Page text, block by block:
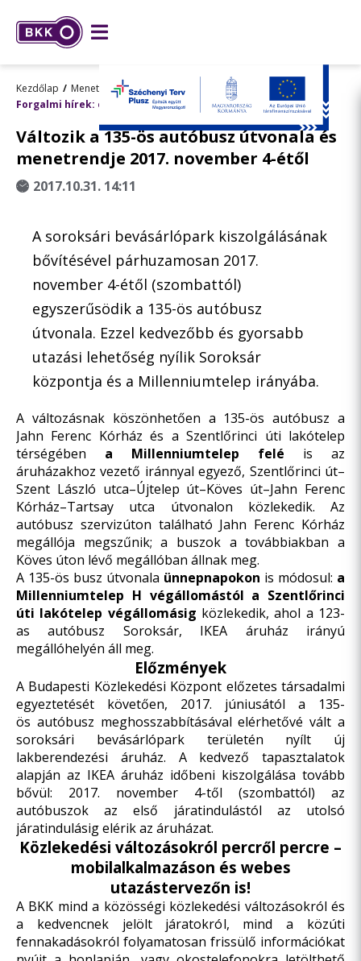
Kezdőlap
Menetrend, utazástervezés
Forgalmi hírek: előre tervezett változások
Változik a 135-ös autóbusz útvonala és
menetrendje 2017. november 4-étől
2017.10.31. 14:11
A soroksári bevásárlópark kiszolgálásának
bővítésével párhuzamosan 2017.
november 4-étől (szombattól)
egyszerűsödik a 135-ös autóbusz
útvonala. Ezzel kedvezőbb és gyorsabb
utazási lehetőség nyílik Soroksár
központja és a Millenniumtelep irányába.
A változásnak köszönhetően a 135-ös autóbusz a
Jahn Ferenc Kórház és a Szentlőrinci úti lakótelep
térségében a Millenniumtelep felé is az
áruházakhoz vezető iránnyal egyező, Szentlőrinci út–
Szent László utca–Újtelep út–Köves út–Jahn Ferenc
Kórház–Tartsay utca útvonalon közlekedik. Az
autóbusz szervizúton található Jahn Ferenc Kórház
megállója megszűnik; a buszok a továbbiakban a
Köves úton lévő megállóban állnak meg.
A 135-ös busz útvonala ünnepnapokon is módosul: a
Millenniumtelep H végállomástól a Szentlőrinci
úti lakótelep végállomásig közlekedik, ahol a 123-
as autóbusz Soroksár, IKEA áruház irányú
megállóhelyén áll meg.
Előzmények
A Budapesti Közlekedési Központ előzetes társadalmi
egyeztetését követően, 2017. júniusától a 135-
ös autóbusz meghosszabbításával elérhetővé vált a
soroksári bevásárlópark területén nyílt új
lakberendezési áruház. A kedvező tapasztalatok
alapján az IKEA áruház időbeni kiszolgálása tovább
bővül: 2017. november 4-től (szombattól) az
autóbuszok az első járatindulástól az utolsó
járatindulásig elérik az áruházat.
Közlekedési változásokról percről percre –
mobilalkalmazáson és webes
utazástervezőn is!
A BKK mind a közösségi közlekedési változásokról és
a kedvencnek jelölt járatokról, mind a közúti
fennakadásokról folyamatosan frissülő információkat